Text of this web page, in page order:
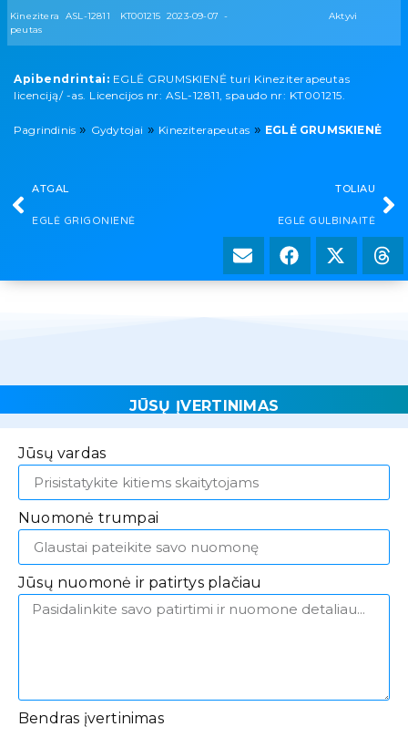
Kinezitera
peutas
ASL-12811 KT001215 2023-09-07 - Aktyvi
Apibendrintai: EGLĖ GRUMSKIENĖ turi Kineziterapeutas
licenciją/ -as. Licencijos nr: ASL-12811, spaudo nr: KT001215.
Pagrindinis » Gydytojai » Kineziterapeutas » EGLĖ GRUMSKIENĖ
ATGAL
EGLĖ GRIGONIENĖ
TOLIAU
EGLĖ GULBINAITĖ
JŪSŲ ĮVERTINIMAS
Jūsų vardas
Nuomonė trumpai
Jūsų nuomonė ir patirtys plačiau
Bendras įvertinimas